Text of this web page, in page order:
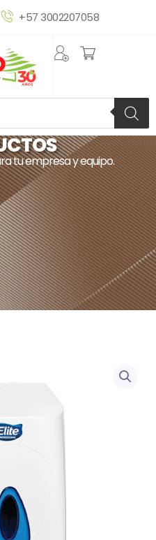
+57 3002207058
tu empresa y equipo.